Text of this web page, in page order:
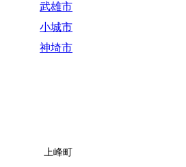
武雄市
小城市
神埼市
上峰町